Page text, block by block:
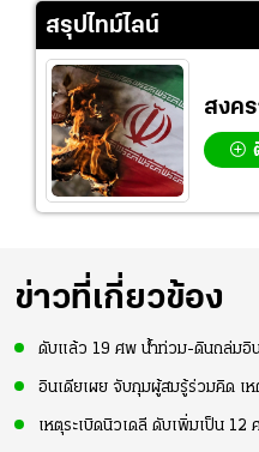
สรุปไทม์ไลน์
สงค
ข่าวที่เกี่ยวข้อง
ดับแล้ว 19 ศพ น้ำท่วม-ดินถล่มอิ
อินเดียเผย จับกุมผู้สมรู้ร่วมคิด เห
เหตุระเบิดนิวเดลี ดับเพิ่มเป็น